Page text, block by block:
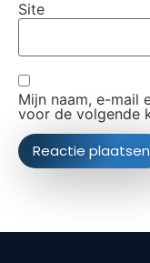
Site
Mijn naam, e-mail
voor de volgende